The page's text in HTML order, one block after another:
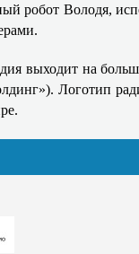
робот Володя,
выходит на
Логотип